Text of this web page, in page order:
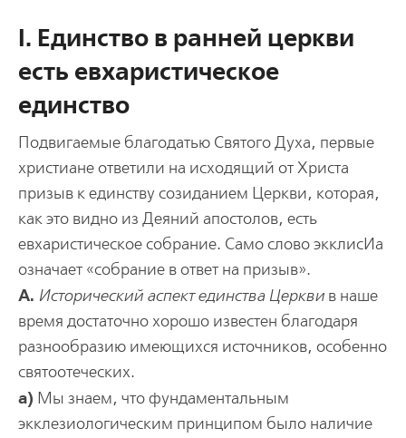
I. Единство в ранней церкви
есть евхаристическое
единство
Подвигаемые благодатью Святого Духа, первые
христиане ответили на исходящий от Христа
призыв к единству созиданием Церкви, которая,
как это видно из Деяний апостолов, есть
евхаристическое собрание. Само слово экклисИа
означает «собрание в ответ на призыв».
А. Исторический аспект единства Церквив наше
время достаточно хорошо известен благодаря
разнообразию имеющихся источников, особенно
святоотеческих.
а) Мы знаем, что фундаментальным
экклезиологическим принципом было наличие